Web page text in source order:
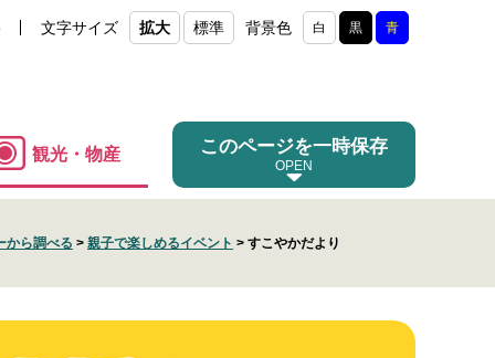
文字サイズ 拡大 標準 背景色 白 黒 青
観光・物産 このページを一時保存
から調べる > 親子で楽しめるイベント > すこやかだより